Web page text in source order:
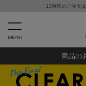
13時迄のご注文
MENU
商品の